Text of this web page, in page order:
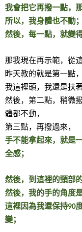
我會把它再撥一點，
所以，我身體也不動；
然後，每一點，就變
那我現在再示範，從
昨天教的就是第一點，
我這裡頭，我還是扶
然後，第二點，稍微
體都不動，
第三點，再撥過來，
手不能拿起來，就是
全感；
然後，到這裡的頸部
然後，我的手的角度是
這裡因為我還保持90
變；